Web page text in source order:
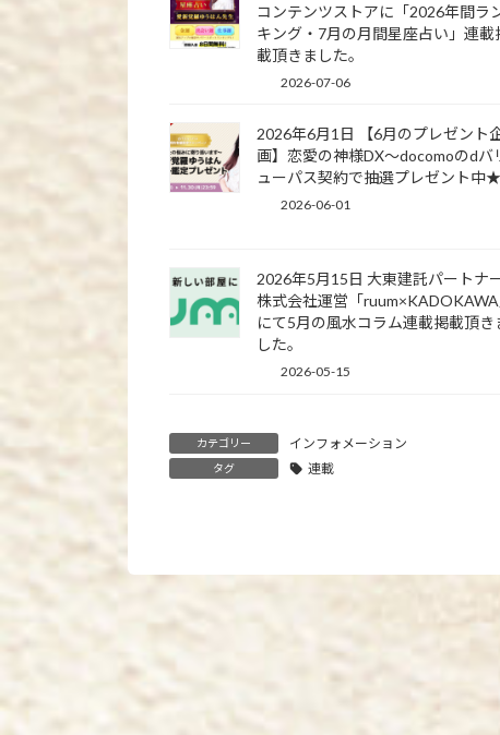
コンテンツストアに「2026年間ラ
キング・7月の月間星座占い」連載
載頂きました。
2026-07-06
2026年6月1日 【6月のプレゼント
画】恋愛の神様DX〜docomoのdバ
ューパス契約で抽選プレゼント中★
2026-06-01
2026年5月15日 大東建託パートナ
株式会社運営「ruum×KADOKAWA
にて5月の風水コラム連載掲載頂き
した。
2026-05-15
カテゴリー インフォメーション
タグ 連載